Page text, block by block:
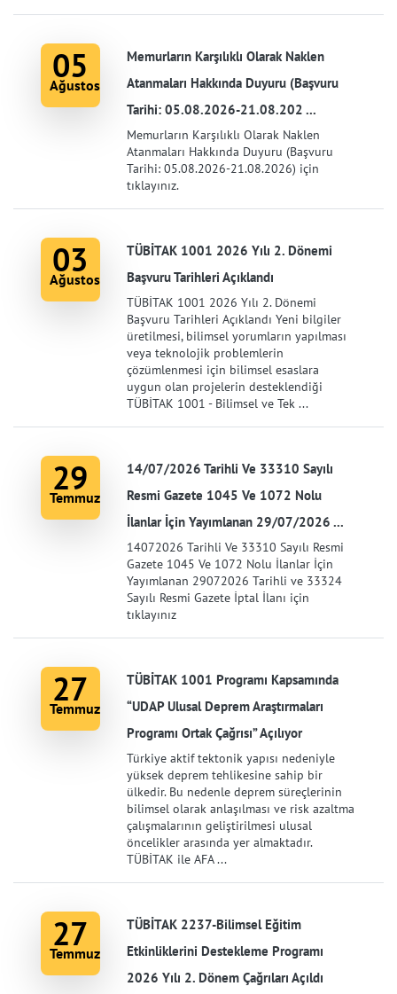
05
Ağustos
Memurların Karşılıklı Olarak Naklen
Atanmaları Hakkında Duyuru (Başvuru
Tarihi: 05.08.2026-21.08.202 ...
Memurların Karşılıklı Olarak Naklen
Atanmaları Hakkında Duyuru (Başvuru
Tarihi: 05.08.2026-21.08.2026) için
tıklayınız.
03
Ağustos
TÜBİTAK 1001 2026 Yılı 2. Dönemi
Başvuru Tarihleri Açıklandı
TÜBİTAK 1001 2026 Yılı 2. Dönemi
Başvuru Tarihleri Açıklandı Yeni bilgiler
üretilmesi, bilimsel yorumların yapılması
veya teknolojik problemlerin
çözümlenmesi için bilimsel esaslara
uygun olan projelerin desteklendiği
TÜBİTAK 1001 - Bilimsel ve Tek ...
29
Temmuz
14/07/2026 Tarihli Ve 33310 Sayılı
Resmi Gazete 1045 Ve 1072 Nolu
İlanlar İçin Yayımlanan 29/07/2026 ...
14072026 Tarihli Ve 33310 Sayılı Resmi
Gazete 1045 Ve 1072 Nolu İlanlar İçin
Yayımlanan 29072026 Tarihli ve 33324
Sayılı Resmi Gazete İptal İlanı için
tıklayınız
27
Temmuz
TÜBİTAK 1001 Programı Kapsamında
“UDAP Ulusal Deprem Araştırmaları
Programı Ortak Çağrısı” Açılıyor
Türkiye aktif tektonik yapısı nedeniyle
yüksek deprem tehlikesine sahip bir
ülkedir. Bu nedenle deprem süreçlerinin
bilimsel olarak anlaşılması ve risk azaltma
çalışmalarının geliştirilmesi ulusal
öncelikler arasında yer almaktadır.
TÜBİTAK ile AFA ...
27
Temmuz
TÜBİTAK 2237-Bilimsel Eğitim
Etkinliklerini Destekleme Programı
2026 Yılı 2. Dönem Çağrıları Açıldı